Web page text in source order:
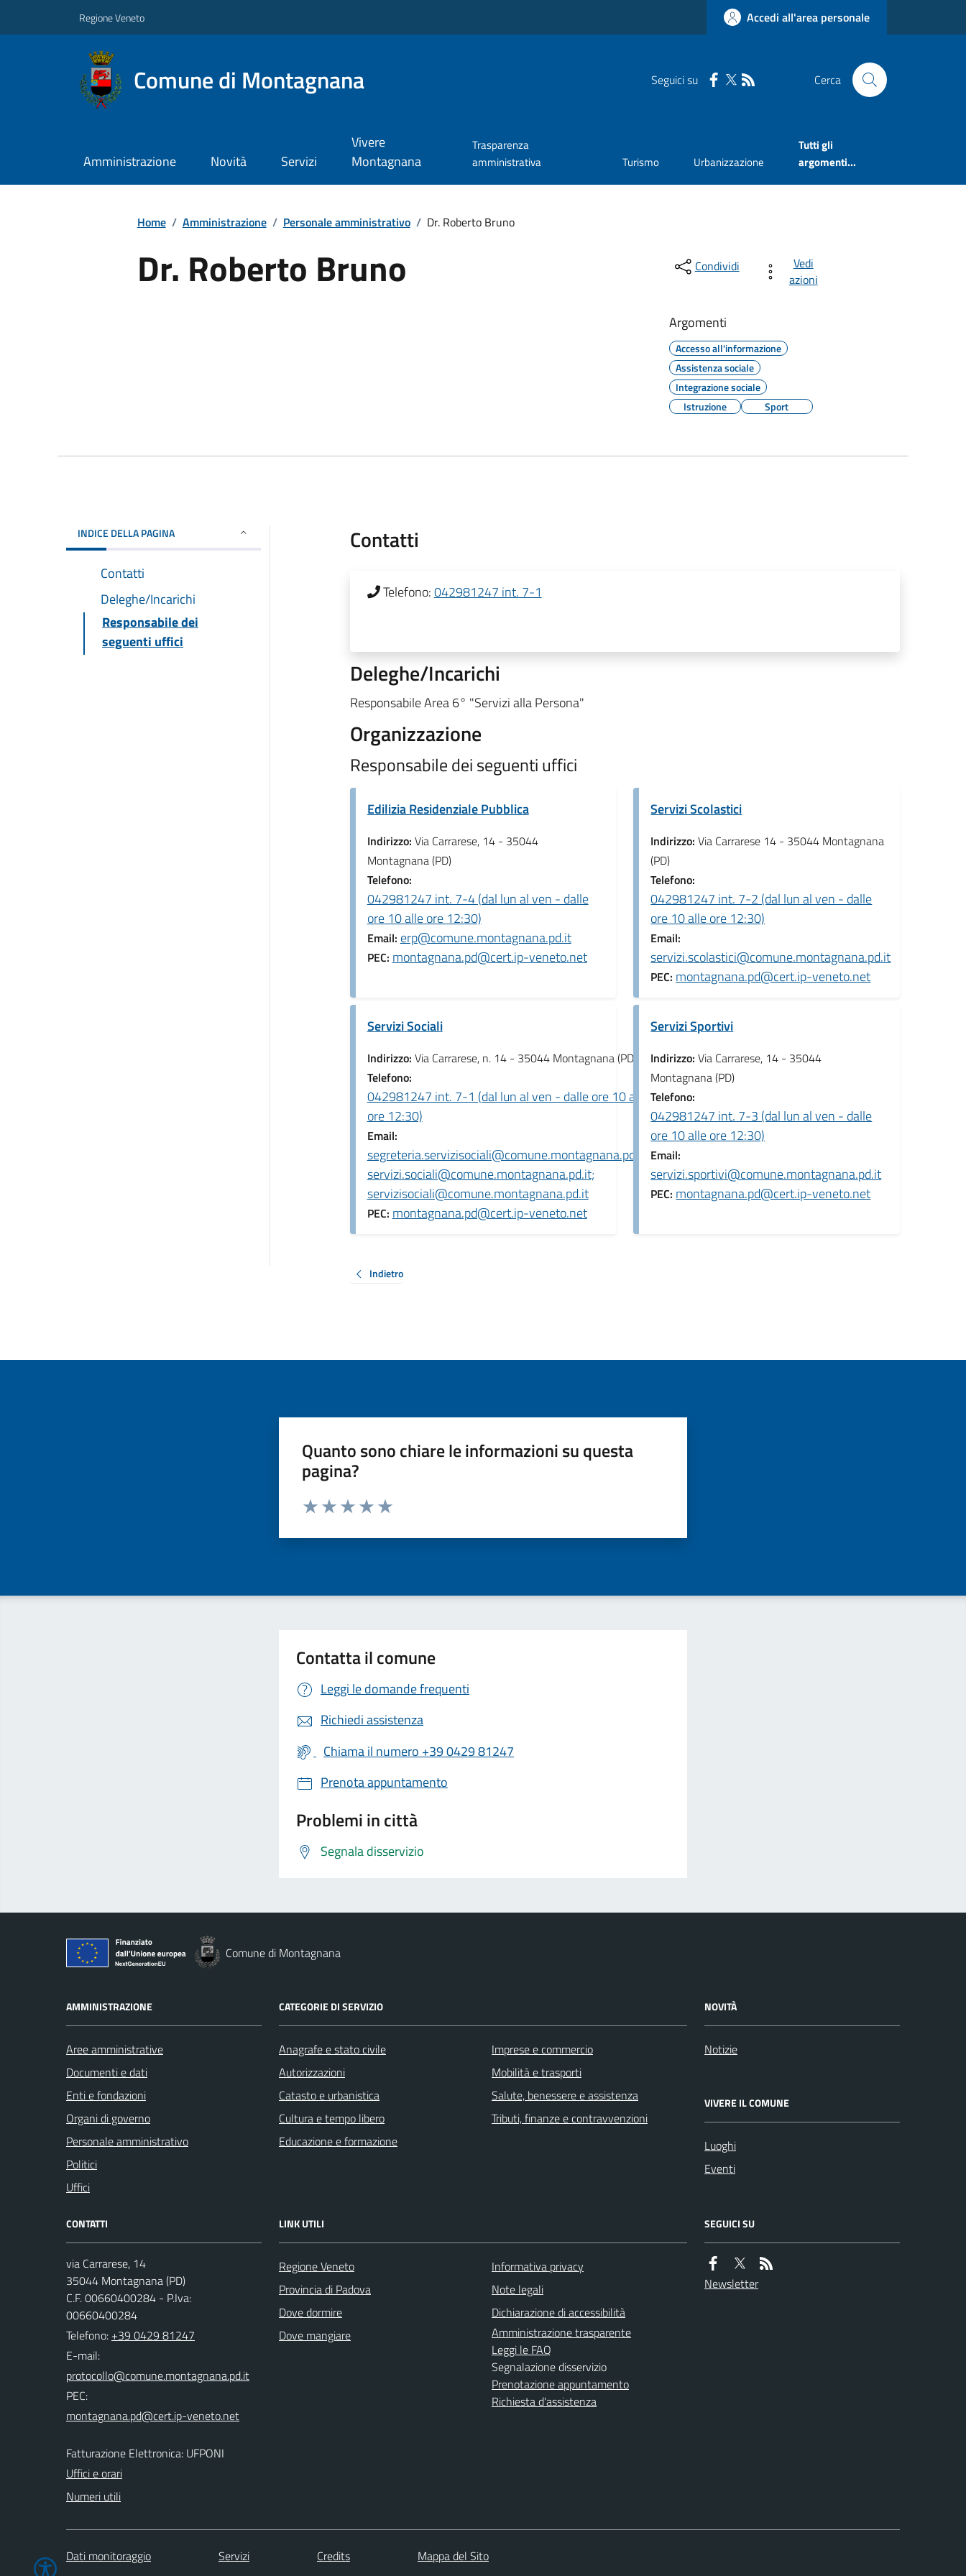
Regione Veneto Accedi all'area personale
Comune di Montagnana Seguici su Cerca
Amministrazione Novità Servizi
Vivere
Montagnana
Trasparenza
amministrativa
Turismo Urbanizzazione
Tutti gli
argomenti...
Home / Amministrazione / Personale amministrativo / Dr. Roberto Bruno
Dr. Roberto Bruno Condividi
Vedi
azioni
Argomenti
Accesso all'informazione
Assistenza sociale
Integrazione sociale
Istruzione
Sport
INDICE DELLA PAGINA
Contatti
Deleghe/Incarichi
Responsabile dei
seguenti uffici
Contatti
Telefono:042981247 int. 7-1
Deleghe/Incarichi
Responsabile Area 6° "Servizi alla Persona"
Organizzazione
Responsabile dei seguenti uffici
Edilizia Residenziale Pubblica
Indirizzo: Via Carrarese, 14 - 35044
Montagnana (PD)
Telefono:
042981247 int. 7-4 (dal lun al ven - dalle
ore 10 alle ore 12:30)
Email: erp@comune.montagnana.pd.it
PEC: montagnana.pd@cert.ip-veneto.net
Servizi Scolastici
Indirizzo:Via Carrarese 14 - 35044 Montagnana
(PD)
Telefono:
042981247 int. 7-2 (dal lun al ven - dalle
ore 10 alle ore 12:30)
Email:
servizi.scolastici@comune.montagnana.pd.it
PEC: montagnana.pd@cert.ip-veneto.net
Servizi Sociali
Indirizzo: Via Carrarese, n. 14 - 35044 Montagnana (PD)
Telefono:
042981247 int. 7-1 (dal lun al ven - dalle ore 10 alle
ore 12:30)
Email:
segreteria.servizisociali@comune.montagnana.pd.it;
servizi.sociali@comune.montagnana.pd.it;
servizisociali@comune.montagnana.pd.it
PEC: montagnana.pd@cert.ip-veneto.net
Servizi Sportivi
Indirizzo:Via Carrarese, 14 - 35044
Montagnana (PD)
Telefono:
042981247 int. 7-3 (dal lun al ven - dalle
ore 10 alle ore 12:30)
Email:
servizi.sportivi@comune.montagnana.pd.it
PEC: montagnana.pd@cert.ip-veneto.net
Indietro
Quanto sono chiare le informazioni su questa
pagina?
Valuta da 1 a 5 stelle la pagina
Contatta il comune
Leggi le domande frequenti
Richiedi assistenza
Chiama il numero +39 0429 81247
Prenota appuntamento
Problemi in città
Segnala disservizio
Comune di Montagnana
AMMINISTRAZIONE
Aree amministrative
Documenti e dati
Enti e fondazioni
Organi di governo
Personale amministrativo
Politici
Uffici
CATEGORIE DI SERVIZIO
Anagrafe e stato civile
Autorizzazioni
Catasto e urbanistica
Cultura e tempo libero
Educazione e formazione
Imprese e commercio
Mobilità e trasporti
Salute, benessere e assistenza
Tributi, finanze e contravvenzioni
NOVITÀ
Notizie
VIVERE IL COMUNE
Luoghi
Eventi
CONTATTI
via Carrarese, 14
35044 Montagnana (PD)
C.F. 00660400284 - P.Iva:
00660400284
Telefono: +39 0429 81247
E-mail:
PEC:
Fatturazione Elettronica: UFPONI
Uffici e orari
Numeri utili
LINK UTILI
Regione Veneto
Provincia di Padova
Dove dormire
Dove mangiare
Informativa privacy
Note legali
Dichiarazione di accessibilità
Amministrazione trasparente
Leggi le FAQ
Segnalazione disservizio
Prenotazione appuntamento
Richiesta d'assistenza
SEGUICI SU
Newsletter
Dati monitoraggio Servizi Credits Mappa del Sito